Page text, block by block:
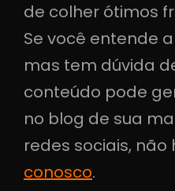
de colher ótimos
Se você entende
mas tem dúvida
conteúdo pode
no blog de sua
redes sociais, não
conosco.